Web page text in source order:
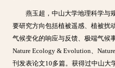
燕玉超，中山大学地理科学与
要研究方向包括植被遥感、植被扰
气候变化的响应与反馈、极端气候
Nature Ecology & Evolution、
刊发表论文10多篇。获得过中山大